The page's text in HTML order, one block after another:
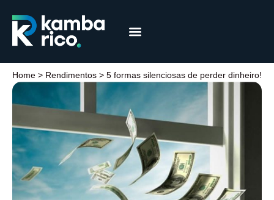
Home > Rendimentos > 5 formas silenciosas de perder dinheiro!